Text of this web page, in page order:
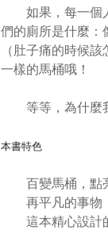
如果，每一個人
們的廁所是什麼：
（肚子痛的時候
一樣的馬桶哦！
等等，為什麼我
本書特色
百變馬桶，點
再平凡的事物
這本精心設計的